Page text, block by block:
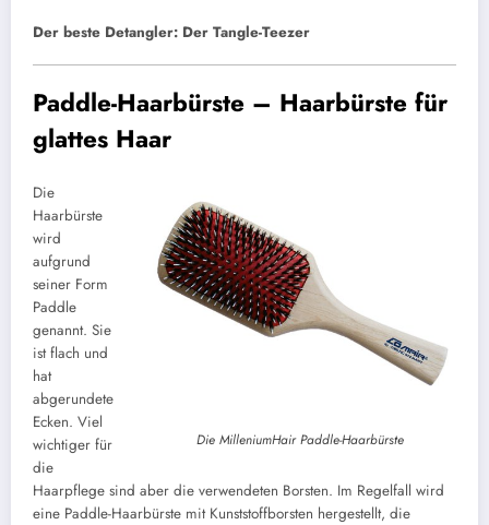
Der beste Detangler: Der Tangle-Teezer
Paddle-Haarbürste – Haarbürste für
glattes Haar
Die MilleniumHair Paddle-Haarbürste
Die
Haarbürste
wird
aufgrund
seiner Form
Paddle
genannt. Sie
ist flach und
hat
abgerundete
Ecken. Viel
wichtiger für
die
Haarpflege sind aber die verwendeten Borsten. Im Regelfall wird
eine Paddle-Haarbürste mit Kunststoffborsten hergestellt, die